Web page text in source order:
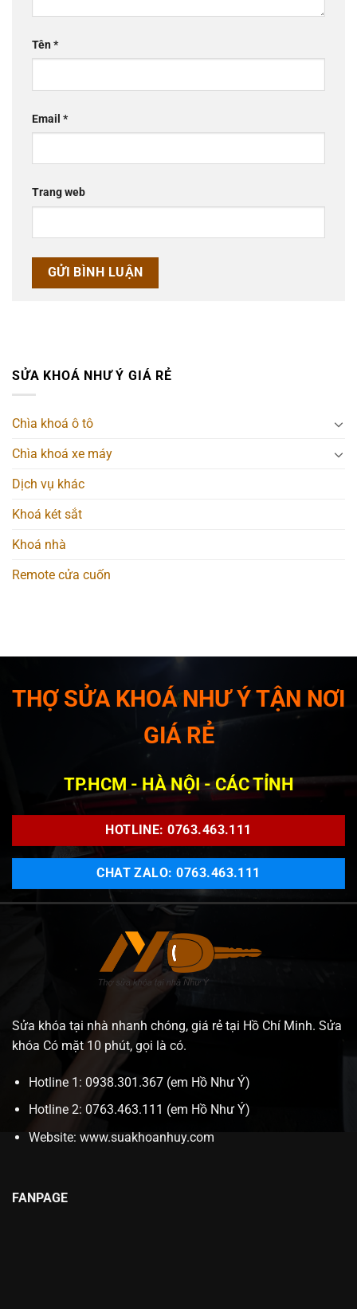
Tên*
Email *
Trang web
SỬA KHOÁ NHƯ Ý GIÁ RẺ
Chìa khoá ô tô
Chìa khoá xe máy
Dịch vụ khác
Khoá két sắt
Khoá nhà
Remote cửa cuốn
THỢ SỬA KHOÁ NHƯ Ý TẬN NƠI
GIÁ RẺ
TP.HCM - HÀ NỘI - CÁC TỈNH
HOTLINE: 0763.463.111
CHAT ZALO: 0763.463.111
Sửa khóa tại nhà nhanh chóng, giá rẻ tại Hồ Chí Minh. Sửa
khóa Có mặt 10 phút, gọi là có.
Hotline 1: 0938.301.367 (em Hồ Như Ý)
Hotline 2: 0763.463.111 (em Hồ Như Ý)
Website: www.suakhoanhuy.com
FANPAGE